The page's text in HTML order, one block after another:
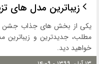
زیباترین مدل های
یکی از بخش های جذاب جشن
مطلب، جدیدترین و زیباترین
خواهید دید.